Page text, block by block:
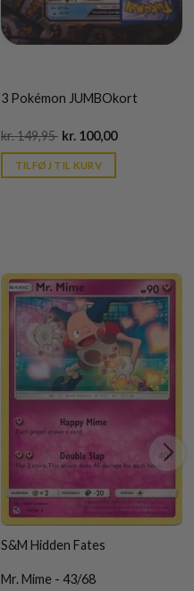
3 Pokémon JUMBOkort
kr.149,95 Original
was:
kr. 149,95.
kr. 100,00Current
TILFØJ TIL KURV
S&M Hidden Fates
Mr. Mime - 43/68